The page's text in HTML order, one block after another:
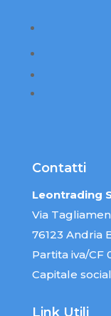
Contatti
Leontrading
Via
76123 Andria
Partita iva/CF
Capitale
Link Utili